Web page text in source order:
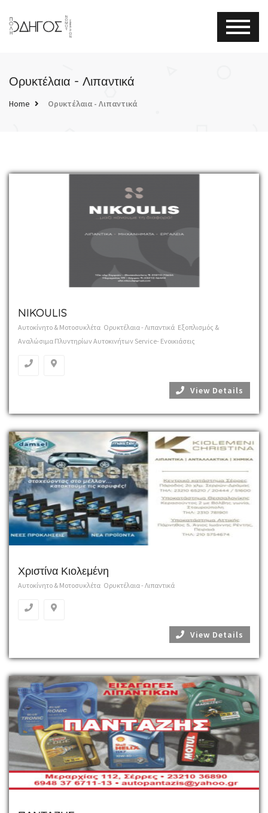
Ορυκτέλαια - Λιπαντικά
Home Ορυκτέλαια - Λιπαντικά
NIKOULIS
Αυτοκίνητο & Μοτοσυκλέτα Ορυκτέλαια - Λιπαντικά Εξοπλισμός &
Αναλώσιμα Πλυντηρίων Αυτοκινήτων Service- Ενοικιάσεις
View Details
Χριστίνα Κιολεμένη
Αυτοκίνητο & Μοτοσυκλέτα Ορυκτέλαια - Λιπαντικά
View Details